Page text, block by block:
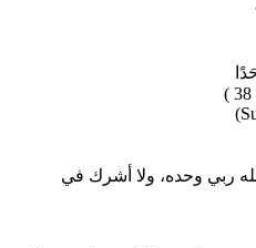
ربي وحده، ولا أشرك في